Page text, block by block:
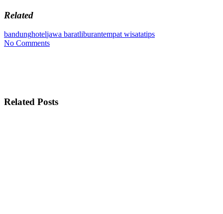
Related
bandunghoteljawa baratliburantempat wisatatips
No Comments
Related Posts